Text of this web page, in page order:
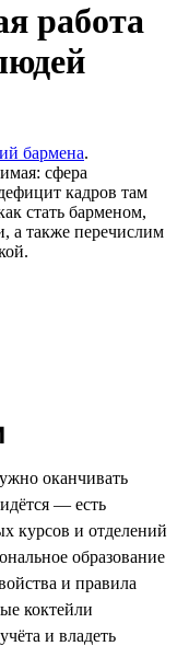
работа
бармена.
сфера
кадров там
стать барменом,
а также перечислим
оканчивать
— есть
курсов и отделений
образование
и правила
коктейли
и владеть